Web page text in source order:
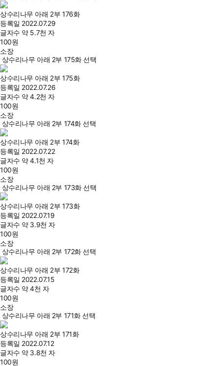
상수리나무 아래 2부 176화
등록일 2022.07.29
글자수 약 5.7천 자
100원
소장
상수리나무 아래 2부 175화 선택
상수리나무 아래 2부 175화
등록일 2022.07.26
글자수 약 4.2천 자
100원
소장
상수리나무 아래 2부 174화 선택
상수리나무 아래 2부 174화
등록일 2022.07.22
글자수 약 4.1천 자
100원
소장
상수리나무 아래 2부 173화 선택
상수리나무 아래 2부 173화
등록일 2022.07.19
글자수 약 3.9천 자
100원
소장
상수리나무 아래 2부 172화 선택
상수리나무 아래 2부 172화
등록일 2022.07.15
글자수 약 4천 자
100원
소장
상수리나무 아래 2부 171화 선택
상수리나무 아래 2부 171화
등록일 2022.07.12
글자수 약 3.8천 자
100원